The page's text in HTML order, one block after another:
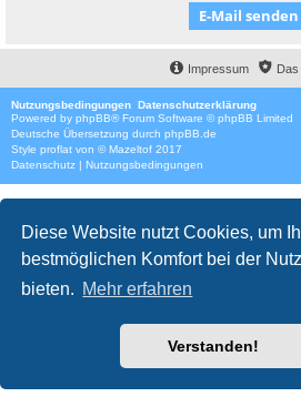
Diese Website nutzt Cookies, um
bestmöglichen Komfort bei der
bieten. Mehr erfahren
Verstanden!
Das
Impressum
Nutzungsbedingungen Datenschutzerklärung
Powered by phpBB® Forum Software © phpBB Limited
Deutsche Übersetzung durch phpBB.de
Style proflat von ©Mazeltof 2017
Datenschutz | Nutzungsbedingungen